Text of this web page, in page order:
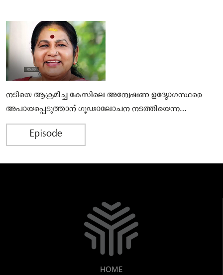
നടിയെ ആക്രമിച്ച കേസിലെ അന്വേഷണ ഉദ്യോഗസ്ഥരെ
അപായപ്പെടുത്താന് ഗൂഢാലോചന നടത്തിയെന്ന…
Episode
HOME